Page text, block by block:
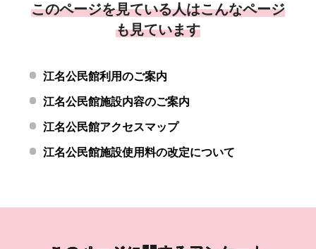
このページを見ている人はこんなページ
も見ています
江名公民館利用のご案内
江名公民館施設内容のご案内
江名公民館アクセスマップ
江名公民館施設使用料の改定について